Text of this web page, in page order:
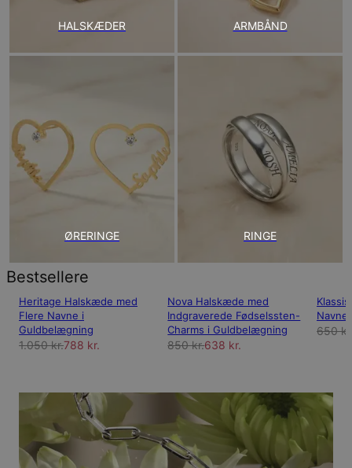
HALSKÆDER ARMBÅND
ØRERINGE RINGE
Bestsellere
Heritage Halskæde med
Flere Navne i
Guldbelægning
1.050 kr.788 kr.
Nova Halskæde med
Indgraverede Fødselssten-
Charms i Guldbelægning
850 kr.638 kr.
650